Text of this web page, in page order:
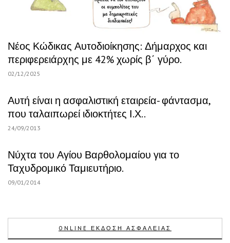
Νέος Κώδικας Αυτοδιοίκησης: Δήμαρχος και
περιφερειάρχης με 42% χωρίς β΄ γύρο.
02/12/2025
Αυτή είναι η ασφαλιστική εταιρεία- φάντασμα,
που ταλαιπωρεί ιδιοκτήτες Ι.Χ..
24/09/2013
Νύχτα του Αγίου Βαρθολομαίου για το
Ταχυδρομικό Ταμιευτήριο.
09/01/2014
ONLINE ΕΚΔΟΣΗ ΑΣΦΑΛΕΙΑΣ